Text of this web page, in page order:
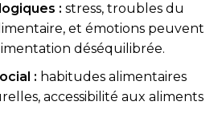
: stress, troubles du
et émotions peuvent
déséquilibrée.
: habitudes alimentaires
accessibilité aux aliments